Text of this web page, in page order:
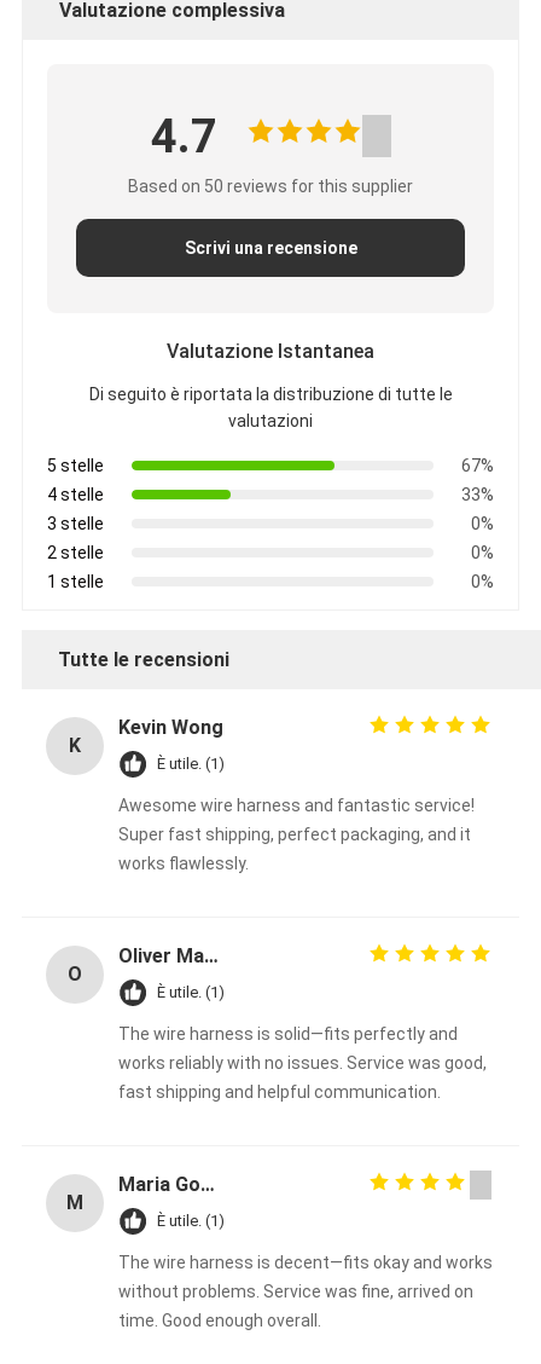
Valutazione complessiva
4.7
Based on 50 reviews for this supplier
Scrivi una recensione
Valutazione Istantanea
Di seguito è riportata la distribuzione di tutte le
valutazioni
5 stelle
67%
4 stelle
33%
3 stelle
0%
2 stelle
0%
1 stelle
0%
Tutte le recensioni
K
Kevin Wong
È utile. (1)
Awesome wire harness and fantastic service!
Super fast shipping, perfect packaging, and it
works flawlessly.
O
Oliver Martinez
È utile. (1)
The wire harness is solid—fits perfectly and
works reliably with no issues. Service was good,
fast shipping and helpful communication.
M
Maria Gonzalez
È utile. (1)
The wire harness is decent—fits okay and works
without problems. Service was fine, arrived on
time. Good enough overall.